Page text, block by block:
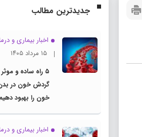
جدیدترین مطالب
اخبار بیماری و
۱۵ مرداد ۱۴۰۵
۵ راه ساده و
گردش خون در
خون را بهبود
اخبار بیماری و